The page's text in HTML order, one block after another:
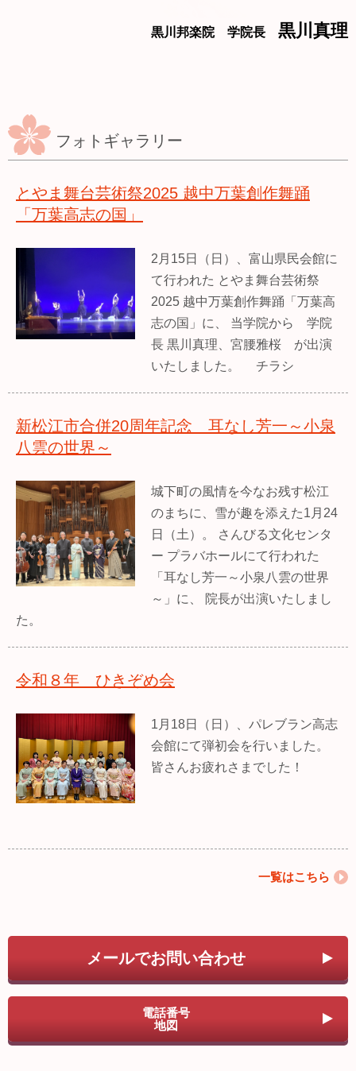
黒川邦楽院 学院長 黒川真理
フォトギャラリー
とやま舞台芸術祭2025 越中万葉創作舞踊
「万葉高志の国」
2月15日（日）、富山県民会館に
て行われた とやま舞台芸術祭
2025 越中万葉創作舞踊「万葉高
志の国」に、 当学院から 学院
長 黒川真理、宮腰雅桜 が出演
いたしました。 チラシ
新松江市合併20周年記念 耳なし芳一～小泉
八雲の世界～
城下町の風情を今なお残す松江
のまちに、雪が趣を添えた1月24
日（土）。 さんびる文化センタ
ー プラバホールにて行われた
「耳なし芳一～小泉八雲の世界
～」に、 院長が出演いたしまし
た。
令和８年 ひきぞめ会
1月18日（日）、パレブラン高志
会館にて弾初会を行いました。
皆さんお疲れさまでした！
一覧はこちら
メールでお問い合わせ
電話番号
地図